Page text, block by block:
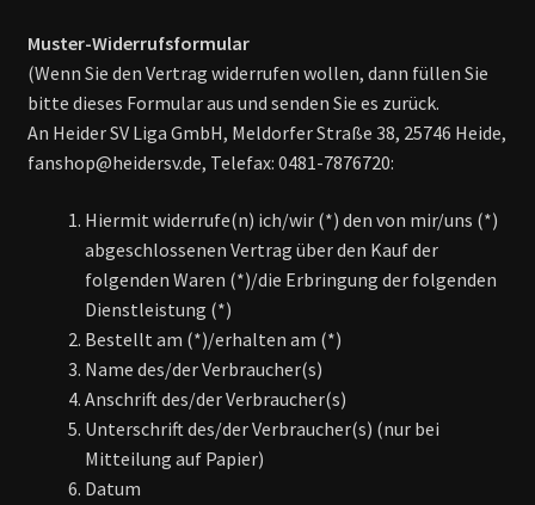
Muster-Widerrufsformular
(Wenn Sie den Vertrag widerrufen wollen, dann füllen Sie
bitte dieses Formular aus und senden Sie es zurück.
An Heider SV Liga GmbH, Meldorfer Straße 38, 25746 Heide,
fanshop@heidersv.de, Telefax: 0481-7876720:
Hiermit widerrufe(n) ich/wir (*) den von mir/uns (*)
abgeschlossenen Vertrag über den Kauf der
folgenden Waren (*)/die Erbringung der folgenden
Dienstleistung (*)
Bestellt am (*)/erhalten am (*)
Name des/der Verbraucher(s)
Anschrift des/der Verbraucher(s)
Unterschrift des/der Verbraucher(s) (nur bei
Mitteilung auf Papier)
Datum